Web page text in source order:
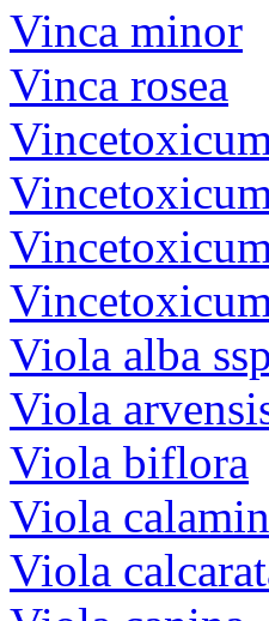
Vinca minor
Vinca rosea
Viola alba
Viola
Viola biflora
Viola
Viola